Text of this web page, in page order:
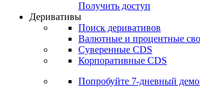
Получить доступ
Деривативы
Поиск деривативов
Валютные и процентные
Суверенные CDS
Корпоративные CDS
Попробуйте 7-дневный